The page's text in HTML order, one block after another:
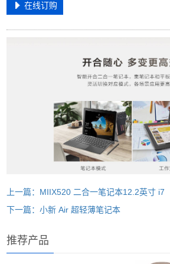
在线订购
上一篇：MIIX520 二合一笔记本12.2英寸 i7
下一篇：小新 Air 超轻薄笔记本
推荐产品